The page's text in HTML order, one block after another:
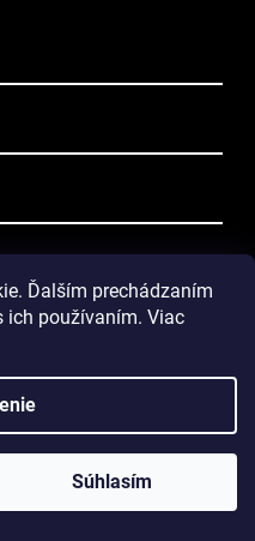
Ďalším prechádzaním
ich používaním. Viac
Súhlasím
k prebiehajúcim predajným
kupónom.